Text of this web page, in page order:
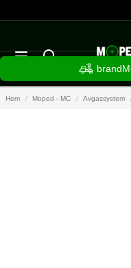
Hem Moped - MC Avgassystem